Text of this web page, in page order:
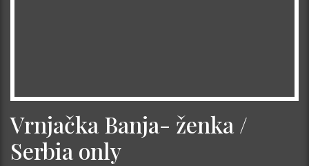
Vrnjačka Banja- ženka /
Serbia only